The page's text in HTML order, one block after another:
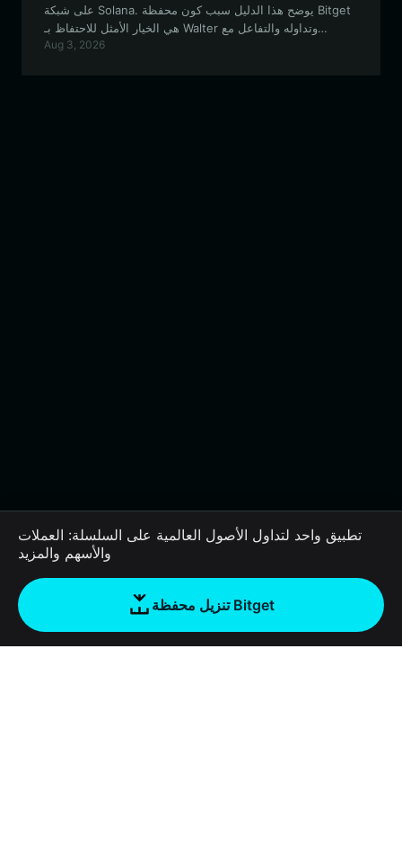
على شبكة Solana. يوضح هذا الدليل سبب كون محفظة Bitget
هي الخيار الأمثل للاحتفاظ بـ Walter وتداوله والتفاعل مع
مجتمعه.
Aug 3, 2026
تطبيق واحد لتداول الأصول العالمية على السلسلة: العملات
والأسهم والمزيد
تنزيل محفظة Bitget